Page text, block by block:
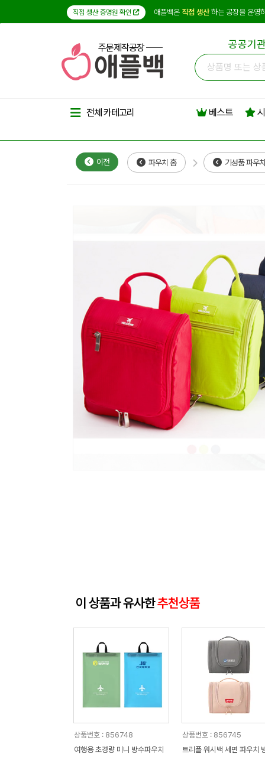
직접 생산 증명원 확인 애플백은 직접 생산하는 공장을 운영
주문제작공장 공공기
전체 카테고리 베스트
이전 파우치 홈 기성품 파우치
이 상품과 유사한추천상품
상품번호 : 856748
여행용 초경량 미니 방수파우치
상품번호 : 856745
트리플 워시백 세면 파우치